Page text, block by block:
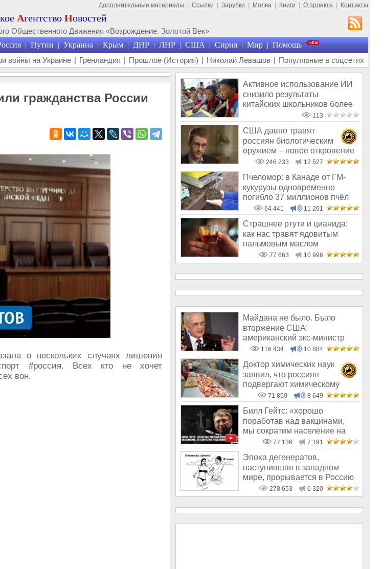
Дополнительные материалы Ссылки Зарубки Молва Книги О проекте Контакты
Агентство Новостей
Общественного Движения «Возрождение. Золотой Век»
| Путин | Украина | Крым | ДНР | ЛНР | США | Сирия | Мир | Помощь
войны на Украине | Гренландия | Прошлое (История) | Николай Левашов | Популярные в соцсетях
гражданства России
о нескольких случаях лишения
#россия. Всех кто не хочет
вон.
Активное использование ИИ
снизило результаты
китайских школьников более
113
США давно травят
россиян биологическим
оружием – новое откровение
Эдварда Сноудена
246 233 12 527
Пчеломор: в Канаде от ГМ-
кукурузы одновременно
погибло 37 миллионов пчёл
64 441 11 201
Страшнее ртути и цианида:
как нас травят ядовитым
пальмовым маслом
77 663 10 996
Майдана не было. Было
вторжение США:
американский экс-министр
написал открытое пись
116 434 10 884
Доктор химических наук
заявил, что россиян
подвергают химическому
геноциду71 850 8 649
Билл Гейтс: «хорошо
поработав над вакцинами,
мы сократим население на
10-15%»77 136 7 191
Эпоха дегенератов,
наступившая в западном
мире, прорывается в Россию
278 653 6 320